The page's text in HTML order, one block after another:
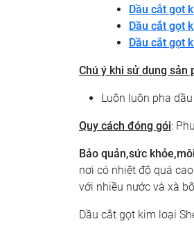
Dầu cắt gọt
Dầu cắt gọt
Dầu cắt gọt
Chú ý khi sử dụng sản
Luôn luôn pha
Quy cách đóng gói:
Bảo quản,sức
nơi có nhiệt độ quá
với nhiều nước và xà
Dầu cắt gọt kim loại